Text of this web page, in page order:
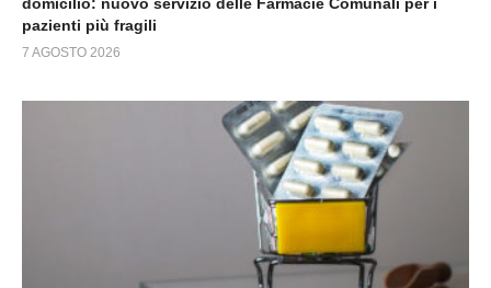
pazienti più fragili
7 AGOSTO 2026